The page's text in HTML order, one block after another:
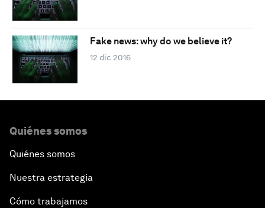
Fake news: why do we believe it?
12 dic 2016
Quiénes somos
Quiénes somos
Nuestra estrategia
Cómo trabajamos